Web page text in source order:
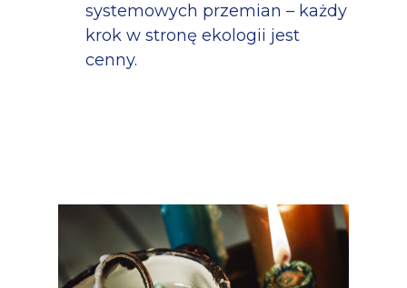
systemowych przemian – każdy
krok w stronę ekologii jest
cenny.